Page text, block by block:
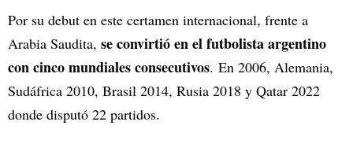
Por su debut en este certamen internacional, frente a
Arabia Saudita, se convirtió en el futbolista argentino
con cinco mundiales consecutivos. En 2006, Alemania,
Sudáfrica 2010, Brasil 2014, Rusia 2018 y Qatar 2022
donde disputó 22 partidos.